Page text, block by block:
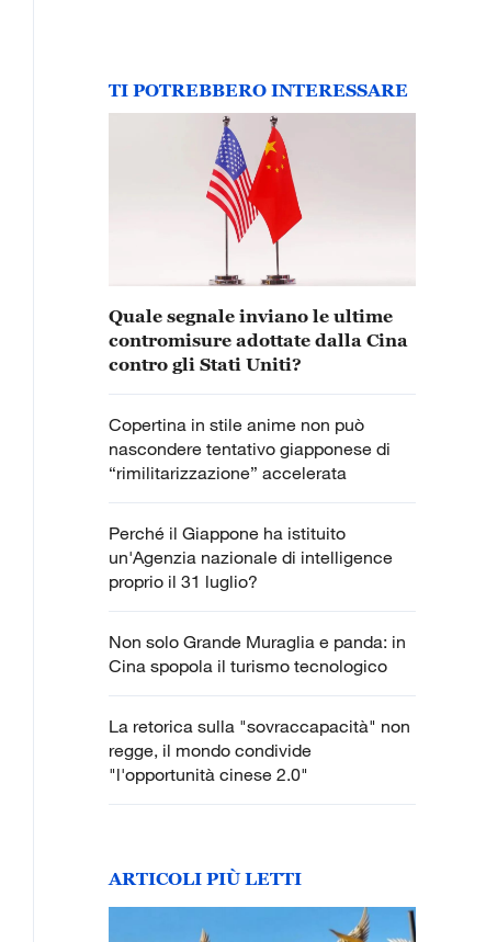
TI POTREBBERO INTERESSARE
Quale segnale inviano le ultime
contromisure adottate dalla Cina
contro gli Stati Uniti?
Copertina in stile anime non può
nascondere tentativo giapponese di
“rimilitarizzazione” accelerata
Perché il Giappone ha istituito
un'Agenzia nazionale di intelligence
proprio il 31 luglio?
Non solo Grande Muraglia e panda: in
Cina spopola il turismo tecnologico
La retorica sulla "sovraccapacità" non
regge, il mondo condivide
"l'opportunità cinese 2.0"
ARTICOLI PIÙ LETTI